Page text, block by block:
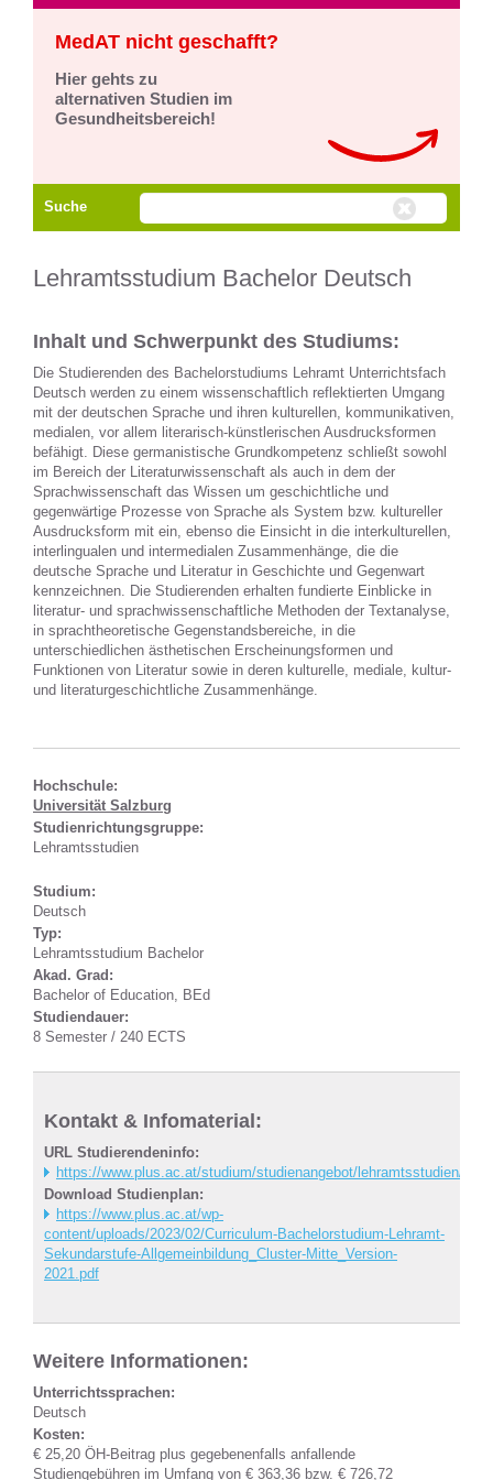
MedAT nicht geschafft?
Hier gehts zu
alternativen Studien im
Gesundheitsbereich!
Suche
Lehramtsstudium Bachelor Deutsch
Inhalt und Schwerpunkt des Studiums:
Die Studierenden des Bachelorstudiums Lehramt Unterrichtsfach
Deutsch werden zu einem wissenschaftlich reflektierten Umgang
mit der deutschen Sprache und ihren kulturellen, kommunikativen,
medialen, vor allem literarisch-künstlerischen Ausdrucksformen
befähigt. Diese germanistische Grundkompetenz schließt sowohl
im Bereich der Literaturwissenschaft als auch in dem der
Sprachwissenschaft das Wissen um geschichtliche und
gegenwärtige Prozesse von Sprache als System bzw. kultureller
Ausdrucksform mit ein, ebenso die Einsicht in die interkulturellen,
interlingualen und intermedialen Zusammenhänge, die die
deutsche Sprache und Literatur in Geschichte und Gegenwart
kennzeichnen. Die Studierenden erhalten fundierte Einblicke in
literatur- und sprachwissenschaftliche Methoden der Textanalyse,
in sprachtheoretische Gegenstandsbereiche, in die
unterschiedlichen ästhetischen Erscheinungsformen und
Funktionen von Literatur sowie in deren kulturelle, mediale, kultur-
und literaturgeschichtliche Zusammenhänge.
Hochschule:
Universität Salzburg
Studienrichtungsgruppe:
Lehramtsstudien
Studium:
Deutsch
Typ:
Lehramtsstudium Bachelor
Akad. Grad:
Bachelor of Education, BEd
Studiendauer:
8 Semester / 240 ECTS
Kontakt & Infomaterial:
URL Studierendeninfo:
https://www.plus.ac.at/studium/studienangebot/lehramtsstudien/
Download Studienplan:
https://www.plus.ac.at/wp-
content/uploads/2023/02/Curriculum-Bachelorstudium-Lehramt-
Sekundarstufe-Allgemeinbildung_Cluster-Mitte_Version-
2021.pdf
Weitere Informationen:
Unterrichtssprachen:
Deutsch
Kosten:
€ 25,20 ÖH-Beitrag plus gegebenenfalls anfallende
Studiengebühren im Umfang von € 363,36 bzw. € 726,72